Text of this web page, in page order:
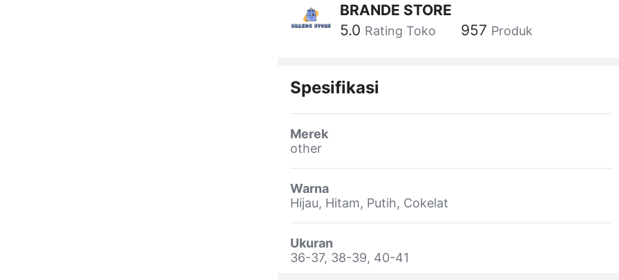
BRANDE STORE
5.0 Rating Toko 957 Produk
Spesifikasi
Merek
other
Warna
Hijau, Hitam, Putih, Cokelat
Ukuran
36-37, 38-39, 40-41